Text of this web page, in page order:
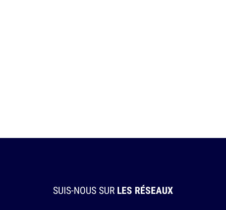
SUIS-NOUS SUR LES RÉSEAUX